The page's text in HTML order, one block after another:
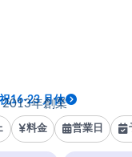
2013年創業
16-23 月休
料金 営業日